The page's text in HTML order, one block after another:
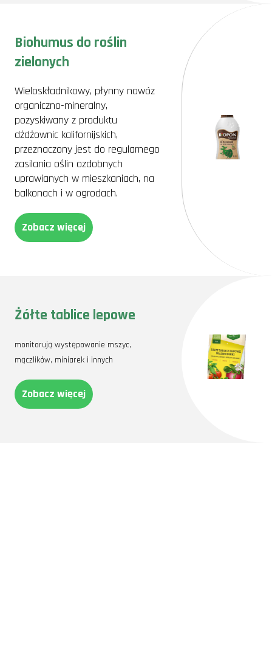
Biohumus do roślin
zielonych
Wieloskładnikowy, płynny nawóz
organiczno-mineralny,
pozyskiwany z produktu
dżdżownic kalifornijskich,
przeznaczony jest do regularnego
zasilania oślin ozdobnych
uprawianych w mieszkaniach, na
balkonach i w ogrodach.
Zobacz więcej
Żółte tablice lepowe
monitorują występowanie mszyc,
mączlików, miniarek i innych
Zobacz więcej